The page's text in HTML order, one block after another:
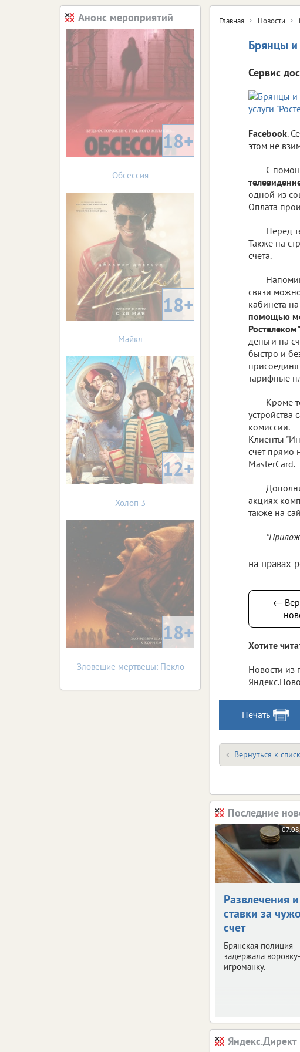
Главная Новости
Брянцы и
Сервис
Facebook.
этом не
С
одной из
Оплата
Перед
Также на
счета.
связи
кабинета
помощью
Ростелеком"
деньги на
быстро и
тарифные
Кроме
устройства
комиссии.
Клиенты
счет прямо
MasterCard.
акциях
также на
на правах
←
Хотите
Новости из
Печать
Вернуться к
Последние
Развлечения и
ставки за
счет
Брянская полиция
задержала воровку-
игроманку.
Яндекс.Директ
Анонс мероприятий
18+
Обсессия
18+
Майкл
12+
Холоп 3
18+
Зловещие мертвецы: Пекло